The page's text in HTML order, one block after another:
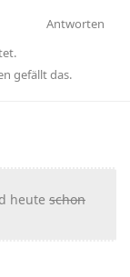
Antworten
gefällt das.
heute schon